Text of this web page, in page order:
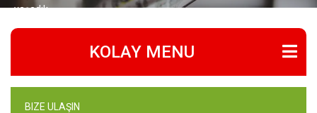
yaşadık.
KOLAY MENU
BIZE ULAŞIN